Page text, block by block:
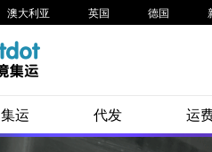
澳大利亚 英国 德国
集运 代发 运